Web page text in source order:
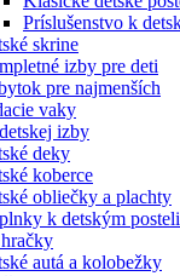
Príslušenstvo k
skrine
izby pre deti
pre najmenších
vaky
izby
deky
koberce
obliečky a plachty
k detským
autá a kolobežky